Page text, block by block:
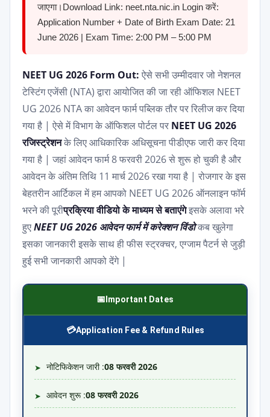
जाएगा।Download Link: neet.nta.nic.in Login करें:
Application Number + Date of Birth Exam Date: 21
June 2026 | Exam Time: 2:00 PM – 5:00 PM
NEET UG 2026 Form Out: ऐसे सभी उम्मीदवार जो नेशनल
टेस्टिंग एजेंसी (NTA) द्वारा आयोजित की जा रही ऑफिशल NEET
UG 2026 NTA का आवेदन फार्म पब्लिक तौर पर रिलीज कर दिया
गया है | ऐसे में विभाग के ऑफिशल पोर्टल पर NEET UG 2026
रजिस्ट्रेशनके लिए आधिकारिक अधिसूचना पीडीएफ जारी कर दिया
गया है | जहां आवेदन फार्म 8 फरवरी 2026 से शुरू हो चुकी है और
आवेदन के अंतिम तिथि 11 मार्च 2026 रखा गया है | रोजगार के इस
बेहतरीन आर्टिकल में हम आपको NEET UG 2026 ऑनलाइन फॉर्म
भरने की पूरीप्रक्रिया वीडियो के माध्यम से बताएंगेइसके अलावा भरे
हुएNEET UG 2026 आवेदन फार्म में करेक्शन विंडोकब खुलेगा
इसका जानकारी इसके साथ ही फीस स्ट्रक्चर, एग्जाम पैटर्न से जुड़ी
हुई सभी जानकारी आपको देंगे |
Important Dates
Application Fee & Refund Rules
➤ नोटिफिकेशन जारी :08 फरवरी 2026
➤ आवेदन शुरू :08 फरवरी 2026